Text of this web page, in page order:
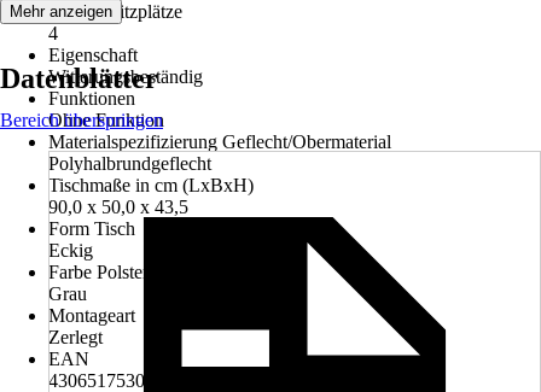
Anzahl Sitzplätze
4
Eigenschaft
Witterungsbeständig
Funktionen
Ohne Funktion
Materialspezifizierung Geflecht/Obermaterial
Polyhalbrundgeflecht
Tischmaße in cm (LxBxH)
90,0 x 50,0 x 43,5
Form Tisch
Eckig
Farbe Polster/Kissen
Grau
Montageart
Zerlegt
EAN
4306517530716
Mehr anzeigen
Datenblätter
Bereich überspringen